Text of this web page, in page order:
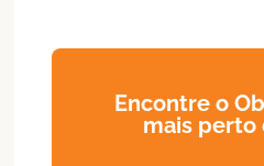
Encontre o
mais perto